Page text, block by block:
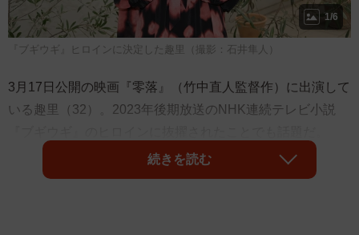
1/6
『ブギウギ』ヒロインに決定した趣里（撮影：石井隼人）
3月17日公開の映画『零落』（竹中直人監督作）に出演して
いる趣里（32）。2023年後期放送のNHK連続テレビ小説
デビューは2011年。バレエダンサーの夢を諦めて進んだ道
続きを読む